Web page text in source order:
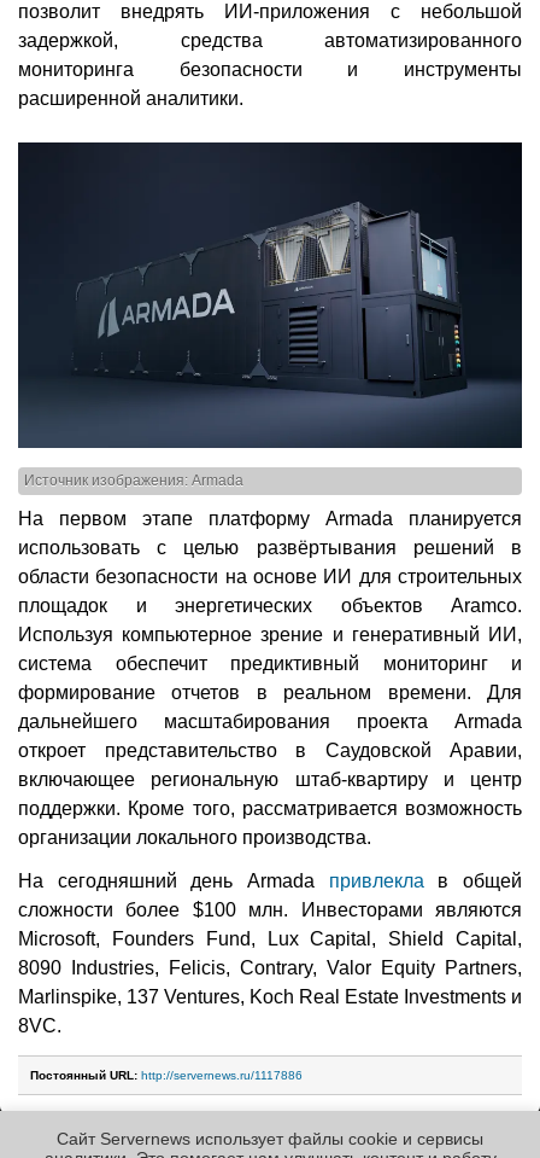
позволит внедрять ИИ-приложения с небольшой
задержкой, средства автоматизированного
мониторинга безопасности и инструменты
расширенной аналитики.
Источник изображения: Armada
На первом этапе платформу Armada планируется
использовать с целью развёртывания решений в
области безопасности на основе ИИ для строительных
площадок и энергетических объектов Aramco.
Используя компьютерное зрение и генеративный ИИ,
система обеспечит предиктивный мониторинг и
формирование отчетов в реальном времени. Для
дальнейшего масштабирования проекта Armada
откроет представительство в Саудовской Аравии,
включающее региональную штаб-квартиру и центр
поддержки. Кроме того, рассматривается возможность
организации локального производства.
На сегодняшний день Armada привлекла в общей
сложности более $100 млн. Инвесторами являются
Microsoft, Founders Fund, Lux Capital, Shield Capital,
8090 Industries, Felicis, Contrary, Valor Equity Partners,
Marlinspike, 137 Ventures, Koch Real Estate Investments и
8VC.
Постоянный URL: http://servernews.ru/1117886
Сайт Servernews использует файлы cookie и сервисы